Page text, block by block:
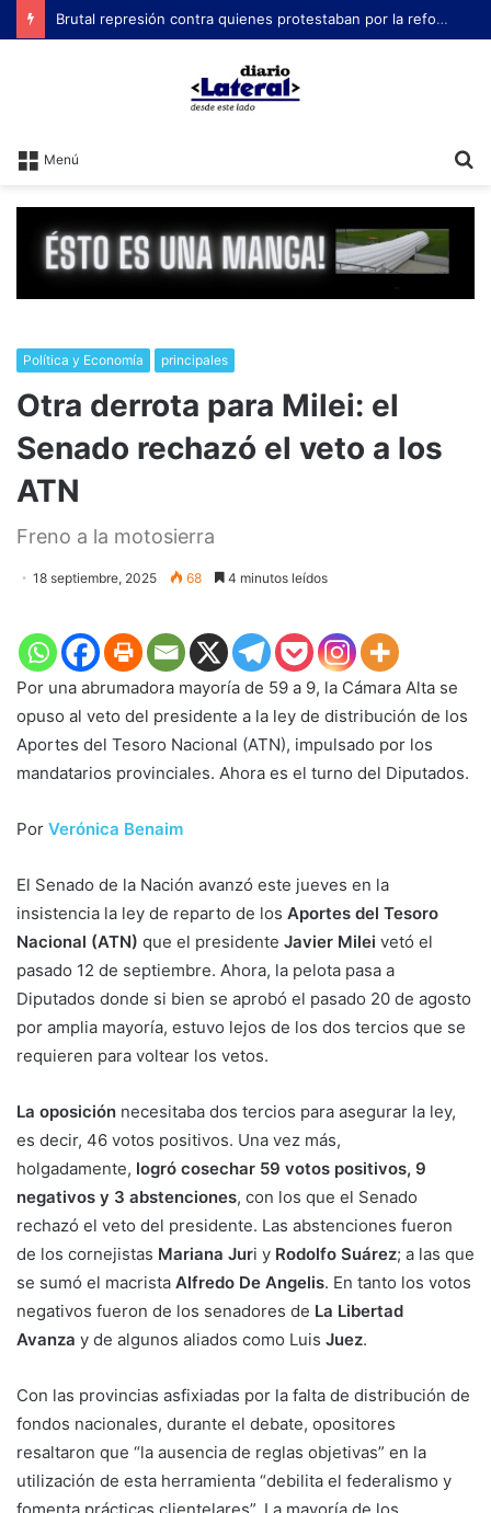
Brutal represión contra quienes protestaban por la reforma laboral de Milei
Menú
Política y Economía principales
Otra derrota para Milei: el
Senado rechazó el veto a los
ATN
Freno a la motosierra
18 septiembre, 2025 68 4 minutos leídos
Por una abrumadora mayoría de 59 a 9, la Cámara Alta se
opuso al veto del presidente a la ley de distribución de los
Aportes del Tesoro Nacional (ATN), impulsado por los
mandatarios provinciales. Ahora es el turno del Diputados.
Por Verónica Benaim
El Senado de la Nación avanzó este jueves en la
insistencia la ley de reparto de los Aportes del Tesoro
Nacional (ATN) que el presidente Javier Milei vetó el
pasado 12 de septiembre. Ahora, la pelota pasa a
Diputados donde si bien se aprobó el pasado 20 de agosto
por amplia mayoría, estuvo lejos de los dos tercios que se
requieren para voltear los vetos.
La oposición necesitaba dos tercios para asegurar la ley,
es decir, 46 votos positivos. Una vez más,
holgadamente, logró cosechar 59 votos positivos, 9
negativos y 3 abstenciones, con los que el Senado
rechazó el veto del presidente. Las abstenciones fueron
de los cornejistas Mariana Juri y Rodolfo Suárez; a las que
se sumó el macrista Alfredo De Angelis. En tanto los votos
negativos fueron de los senadores de La Libertad
Avanza y de algunos aliados como Luis Juez.
Con las provincias asfixiadas por la falta de distribución de
fondos nacionales, durante el debate, opositores
resaltaron que “la ausencia de reglas objetivas” en la
utilización de esta herramienta “debilita el federalismo y
fomenta prácticas clientelares”. La mayoría de los